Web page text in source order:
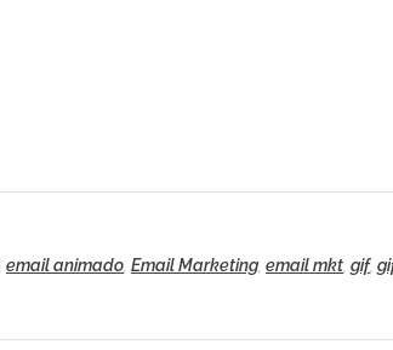
email animado Email Marketing, email mkt gif,